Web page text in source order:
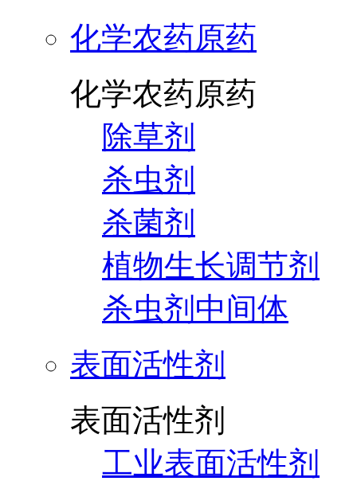
化学农药原药
化学农药原药
除草剂
杀虫剂
杀菌剂
植物生长调节剂
杀虫剂中间体
表面活性剂
表面活性剂
工业表面活性剂